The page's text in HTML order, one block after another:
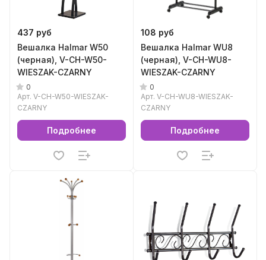
437 руб
Вешалка Halmar W50
(черная), V-CH-W50-
WIESZAK-CZARNY
0
Арт. V-CH-W50-WIESZAK-
CZARNY
Подробнее
108 руб
Вешалка Halmar WU8
(черная), V-CH-WU8-
WIESZAK-CZARNY
0
Арт. V-CH-WU8-WIESZAK-
CZARNY
Подробнее